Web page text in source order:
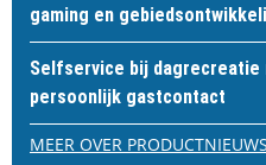
gaming en
Selfservice bij dagrecreatie
persoonlijk gastcontact
MEER OVER PRODUCTNIEUWS